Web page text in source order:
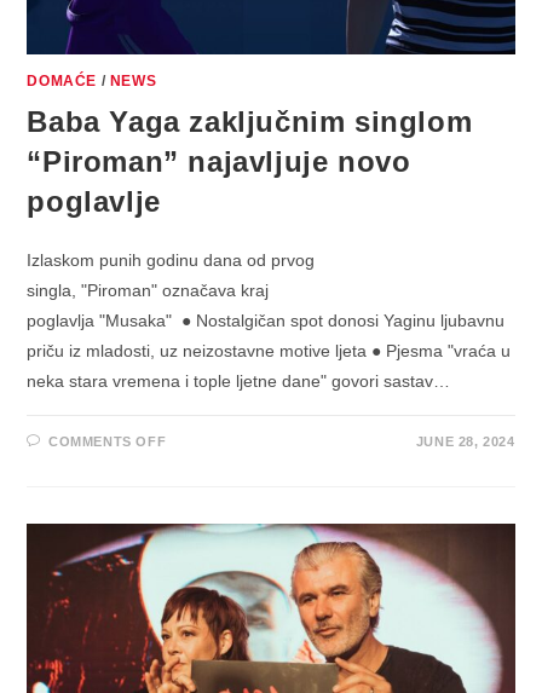
DOMAĆE / NEWS
Baba Yaga zaključnim singlom
“Piroman” najavljuje novo
poglavlje
Izlaskom punih godinu dana od prvog
singla, "Piroman" označava kraj
poglavlja "Musaka" ● Nostalgičan spot donosi Yaginu ljubavnu
priču iz mladosti, uz neizostavne motive ljeta ● Pjesma "vraća u
neka stara vremena i tople ljetne dane" govori sastav…
COMMENTS OFFON
NAJAVLJUJE
POGLAVLJE
JUNE 28, 2024